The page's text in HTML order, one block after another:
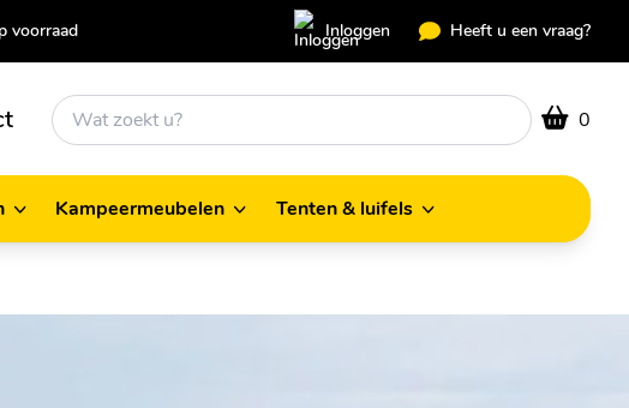
voorraad Inloggen Heeft u een vraag?
0
Kampeermeubelen
Tenten & luifels